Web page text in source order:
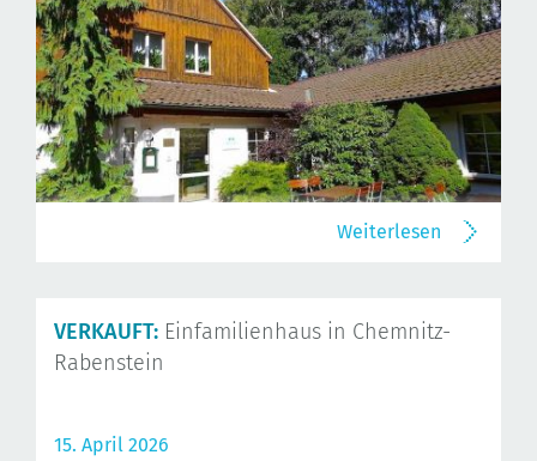
Weiterlesen
VERKAUFT: Einfamilienhaus in Chemnitz-
Rabenstein
15. April 2026